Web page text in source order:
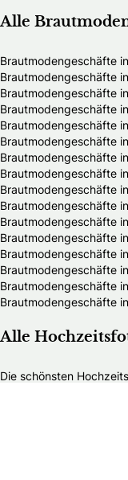
Alle
Brautmodengeschäfte
Brautmodengeschäfte
Brautmodengeschäfte
Brautmodengeschäfte
Brautmodengeschäfte
Brautmodengeschäfte
Brautmodengeschäfte
Brautmodengeschäfte
Brautmodengeschäfte
Brautmodengeschäfte
Brautmodengeschäfte
Brautmodengeschäfte
Brautmodengeschäfte
Brautmodengeschäfte
Brautmodengeschäfte
Brautmodengeschäfte
Alle
Die schönsten